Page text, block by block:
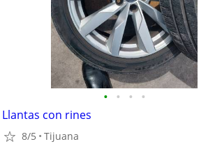
• • • •
Llantas con rines
8/5 Tijuana